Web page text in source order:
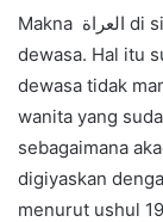
Makna العراة di sini adalah Wanita yang masih kecil Belum
dewasa. Hal itu
dewasa tidak
wanita yang
sebagaimana
digiyaskan
menurut ushul